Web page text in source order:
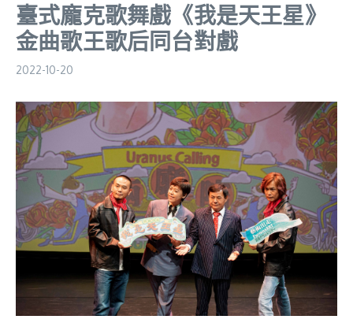
臺式龐克歌舞戲《我是天王星》
金曲歌王歌后同台對戲
2022-10-20